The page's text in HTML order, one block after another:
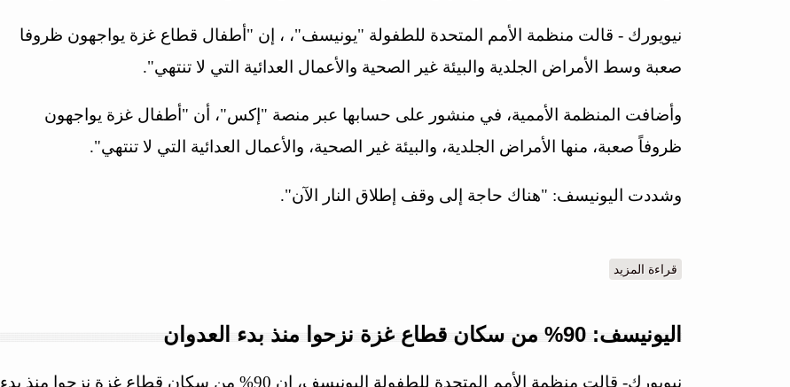
نيويورك - قالت منظمة الأمم المتحدة للطفولة "يونيسف"، ، إن "أطفال قطاع غزة يواجهون ظروفا
صعبة وسط الأمراض الجلدية والبيئة غير الصحية والأعمال العدائية التي لا تنتهي".
وأضافت المنظمة الأممية، في منشور على حسابها عبر منصة "إكس"، أن "أطفال غزة يواجهون
ظروفاً صعبة، منها الأمراض الجلدية، والبيئة غير الصحية، والأعمال العدائية التي لا تنتهي".
وشددت اليونيسف: "هناك حاجة إلى وقف إطلاق النار الآن".
قراءة المزيد
اليونيسف: 90% من سكان قطاع غزة نزحوا منذ بدء العدوان
نيويورك- قالت منظمة الأمم المتحدة للطفولة اليونيسف، إن 90% من سكان قطاع غزة نزحوا منذ بدء